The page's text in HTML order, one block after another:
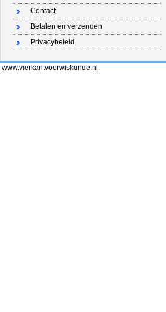
Contact
Betalen en verzenden
Privacybeleid
www.vierkantvoorwiskunde.nl